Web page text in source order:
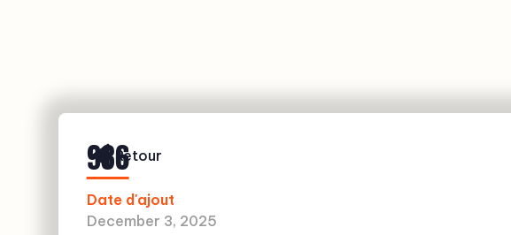
936
Date d'ajout
December 3, 2025
Retour